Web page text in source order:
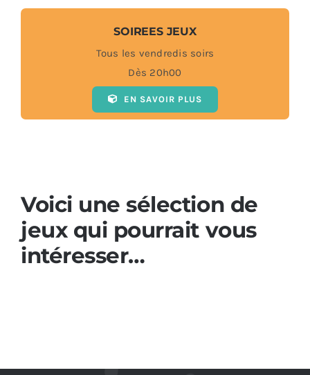
SOIREES JEUX
Tous les vendredis soirs
Dès 20h00
EN SAVOIR PLUS
Voici une sélection de
jeux qui pourrait vous
intéresser…